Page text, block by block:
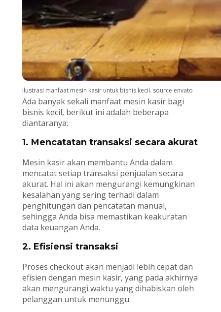
ilustrasi manfaat mesin kasir untuk bisnis kecil. source envato
Ada banyak sekali manfaat mesin kasir bagi
bisnis kecil, berikut ini adalah beberapa
diantaranya:
1. Mencatatan transaksi secara akurat
Mesin kasir akan membantu Anda dalam
mencatat setiap transaksi penjualan secara
akurat. Hal ini akan mengurangi kemungkinan
kesalahan yang sering terhadi dalam
penghitungan dan pencatatan manual,
sehingga Anda bisa memastikan keakuratan
data keuangan Anda.
2. Efisiensi transaksi
Proses checkout akan menjadi lebih cepat dan
efisien dengan mesin kasir, yang pada akhirnya
akan mengurangi waktu yang dihabiskan oleh
pelanggan untuk menunggu.